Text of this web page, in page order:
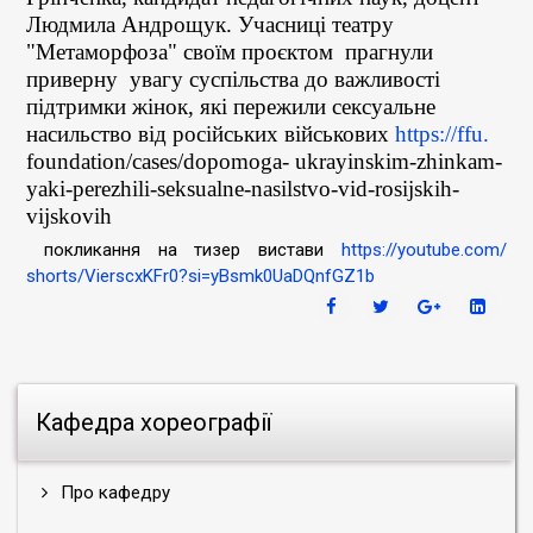
Кафедра хореографії
Про кафедру
Людмила Андрощук. Учасниці театру
"Метаморфоза" своїм проєктом прагнули
приверну увагу суспільства до важливості
підтримки жінок, які пережили сексуальне
насильство від російських військових https://ffu.
foundation/cases/dopomoga- ukrayinskim-zhinkam-
yaki-perezhili-seksualne-nasilstvo-vid-rosijskih-
vijskovih
покликання на тизер вистави https://youtube.com/
shorts/VierscxKFr0?si=yBsmk0UaDQnfGZ1b